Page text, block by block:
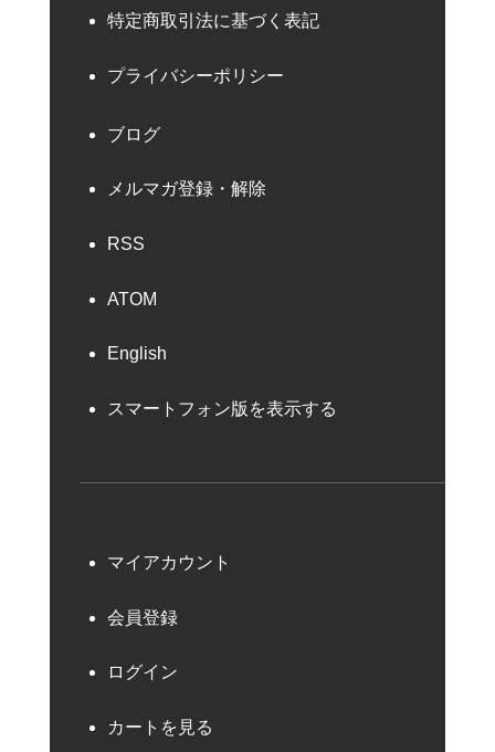
特定商取引法に基づく表記
プライバシーポリシー
ブログ
メルマガ登録・解除
RSS
ATOM
English
スマートフォン版を表示する
マイアカウント
会員登録
ログイン
カートを見る